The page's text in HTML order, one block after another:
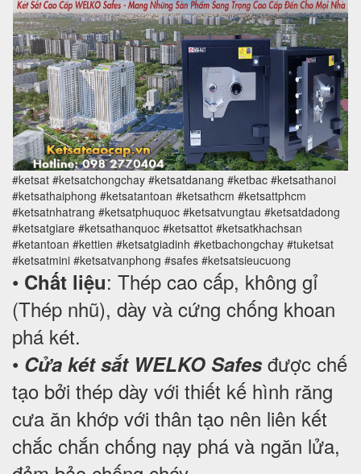
#ketsat #ketsatchongchay #ketsatdanang #ketbac #ketsathanoi
#ketsathaiphong #ketsatantoan #ketsathcm #ketsattphcm
#ketsatnhatrang #ketsatphuquoc #ketsatvungtau #ketsatdadong
#ketsatgiare #ketsathanquoc #ketsattot #ketsatkhachsan
#ketantoan #kettien #ketsatgiadinh #ketbachongchay #tuketsat
#ketsatmini #ketsatvanphong #safes #ketsatsieucuong
• Chất liệu: Thép cao cấp, không gỉ
(Thép nhũ), dày và cứng chống khoan
phá két.
• Cửa két sắt WELKO Safesđược chế
tạo bởi thép dày với thiết kế hình răng
cưa ăn khớp với thân tạo nên liên kết
chắc chắn chống nạy phá và ngăn lửa,